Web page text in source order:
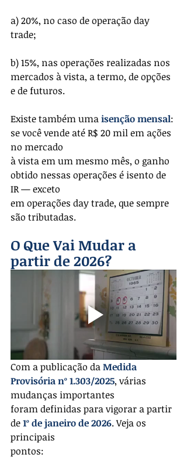
a) 20%, no caso de operação day
trade;
b) 15%, nas operações realizadas nos
mercados à vista, a termo, de opções
e de futuros.
Existe também uma isenção mensal:
se você vende até R$ 20 mil em ações
no mercado
à vista em um mesmo mês, o ganho
obtido nessas operações é isento de
IR — exceto
em operações day trade, que sempre
são tributadas.
O Que Vai Mudar a
partir de 2026?
Com a publicação da Medida
Provisória nº 1.303/2025, várias
mudanças importantes
foram definidas para vigorar a partir
de 1º de janeiro de 2026. Veja os
principais
pontos: